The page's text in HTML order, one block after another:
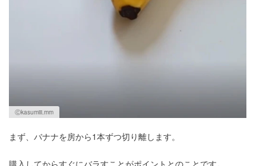
Ⓒkasumiii.mm
まず、バナナを房から1本ずつ切り離します。
購入してからすぐにバラすことがポイントとのことです。